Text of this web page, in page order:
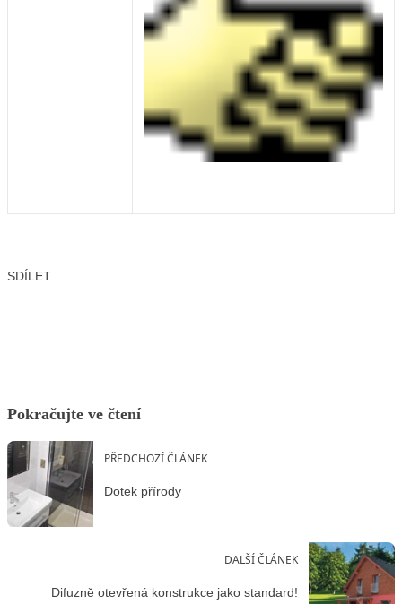
SDÍLET
Pokračujte ve čtení
PŘEDCHOZÍ ČLÁNEK
Dotek přírody
DALŠÍ ČLÁNEK
Difuzně otevřená konstrukce jako standard!